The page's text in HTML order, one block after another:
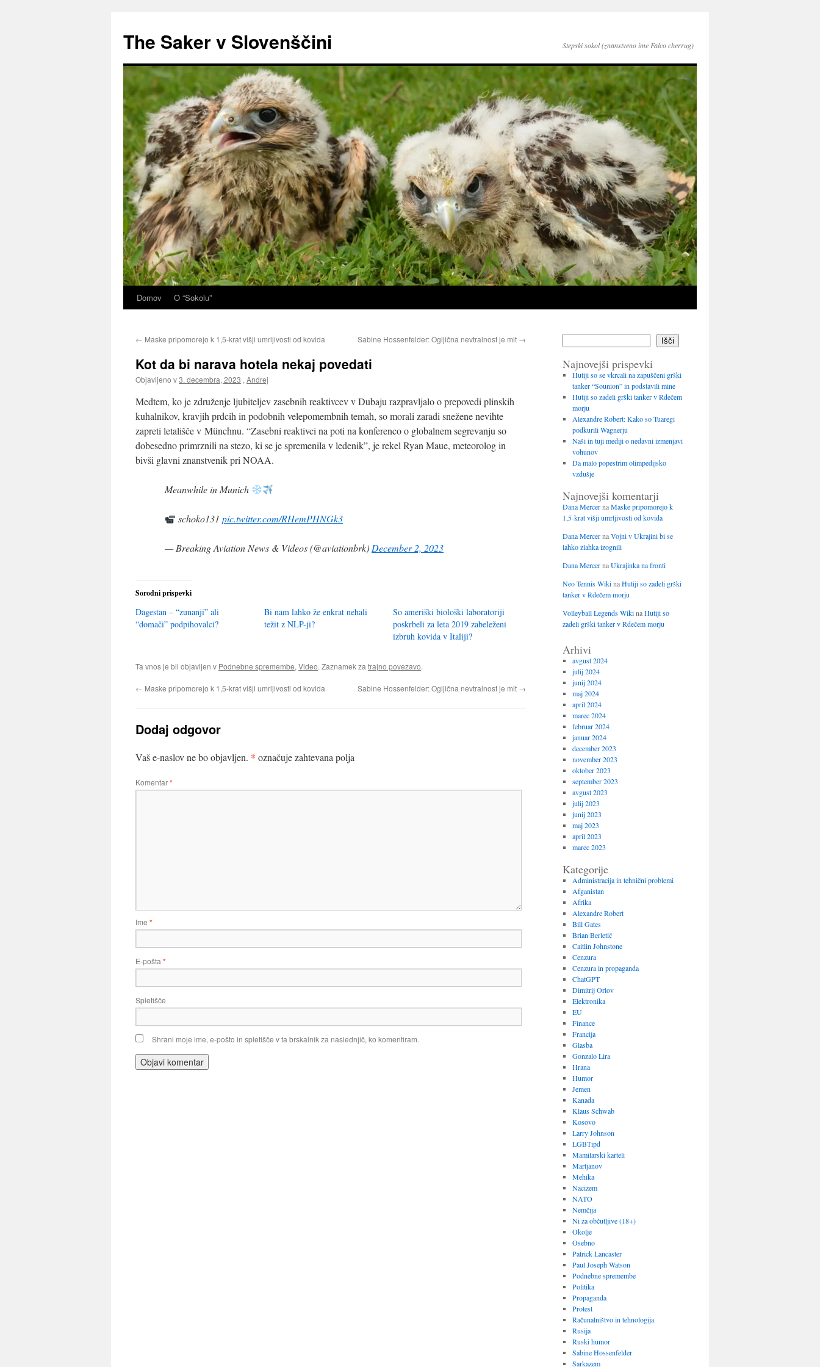
vsebino
The Saker v Slovenščini Stepski sokol (znanstveno ime Falco cherrug)
Domov O “Sokolu”
← Maske pripomorejo k 1,5-krat višji umrljivosti od kovida Sabine Hossenfelder: Ogljična nevtralnost je mit →
Kot da bi narava hotela nekaj povedati
Objavljeno v3. decembra, 2023 , Andrej
Medtem, ko je združenje ljubiteljev zasebnih reaktivcev v Dubaju razpravljalo o prepovedi plinskih
kuhalnikov, kravjih prdcih in podobnih velepomembnih temah, so morali zaradi snežene nevihte
zapreti letališče v Münchnu. “Zasebni reaktivci na poti na konferenco o globalnem segrevanju so
dobesedno primrznili na stezo, ki se je spremenila v ledenik”, je rekel Ryan Maue, meteorolog in
bivši glavni znanstvenik pri NOAA.
Meanwhile in Munich
schoko131pic.twitter.com/RHemPHNGk3
— Breaking Aviation News & Videos (@aviationbrk) December 2, 2023
Sorodni prispevki
Dagestan – “zunanji” ali
“domači” podpihovalci?
Bi nam lahko že enkrat nehali
težit z NLP-ji?
So ameriški biološki laboratoriji
poskrbeli za leta 2019 zabeleženi
izbruh kovida v Italiji?
Ta vnos je bil objavljen v Podnebne spremembe, Video. Zaznamek za trajno povezavo.
← Maske pripomorejo k 1,5-krat višji umrljivosti od kovida Sabine Hossenfelder: Ogljična nevtralnost je mit →
Dodaj odgovor
Vaš e-naslov ne bo objavljen. * označuje zahtevana polja
Komentar*
Ime *
E-pošta *
Spletišče
Shrani moje ime, e-pošto in spletišče v ta brskalnik za naslednjič, ko komentiram.
Išči
Najnovejši prispevki
Hutiji so se vkrcali na zapuščeni grški
tanker “Sounion” in podstavili mine
Hutiji so zadeli grški tanker v Rdečem
morju
Alexandre Robert: Kako so Tuaregi
podkurili Wagnerju
Naši in tuji mediji o nedavni izmenjavi
vohunov
Da malo popestrim olimpedijsko
vzdušje
Najnovejši komentarji
Dana MercernaMaske pripomorejo k
1,5-krat višji umrljivosti od kovida
Dana MercernaVojni v Ukrajini bi se
lahko zlahka izognili
Dana MercernaUkrajinka na fronti
Neo Tennis WikinaHutiji so zadeli grški
tanker v Rdečem morju
Volleyball Legends WikinaHutiji so
zadeli grški tanker v Rdečem morju
Arhivi
avgust 2024
julij 2024
junij 2024
maj 2024
april 2024
marec 2024
februar 2024
januar 2024
december 2023
november 2023
oktober 2023
september 2023
avgust 2023
julij 2023
junij 2023
maj 2023
april 2023
marec 2023
Kategorije
Administracija in tehnični problemi
Afganistan
Afrika
Alexandre Robert
Bill Gates
Brian Berletič
Caitlin Johnstone
Cenzura
Cenzura in propaganda
ChatGPT
Dimitrij Orlov
Elektronika
EU
Finance
Francija
Glasba
Gonzalo Lira
Hrana
Humor
Jemen
Kanada
Klaus Schwab
Kosovo
Larry Johnson
LGBTipd
Mamilarski karteli
Martjanov
Mehika
Nacizem
NATO
Nemčija
Ni za občutljive (18+)
Okolje
Osebno
Patrick Lancaster
Paul Joseph Watson
Podnebne spremembe
Politika
Propaganda
Protest
Računalništvo in tehnologija
Rusija
Ruski humor
Sabine Hossenfelder
Sarkazem